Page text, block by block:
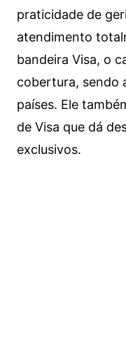
praticidade de
atendimento
bandeira Visa, o
cobertura, sendo
países. Ele
de Visa que dá
exclusivos.